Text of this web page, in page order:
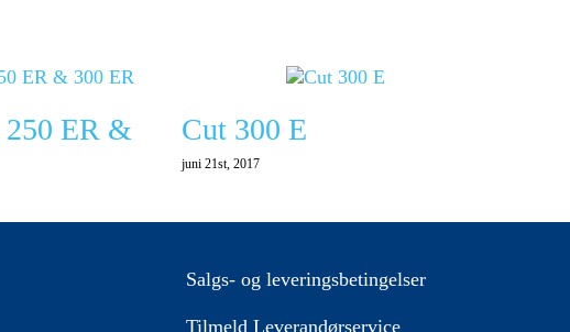
250 ER &
Cut 300 E
juni 21st, 2017
Salgs- og leveringsbetingelser
Tilmeld Leverandørservice